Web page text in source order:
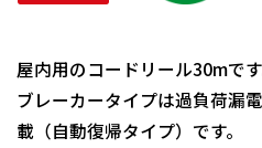
屋内用のコードリール30mです
ブレーカータイプは過負荷漏
載（自動復帰タイプ）です。